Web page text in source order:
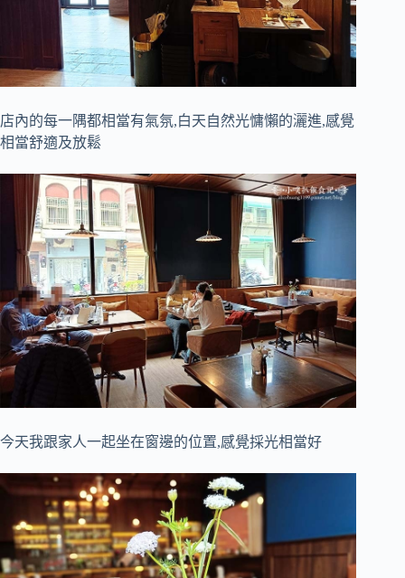
店內的每一隅都相當有氣氛,白天自然光慵懶的灑進,感覺
相當舒適及放鬆
今天我跟家人一起坐在窗邊的位置,感覺採光相當好